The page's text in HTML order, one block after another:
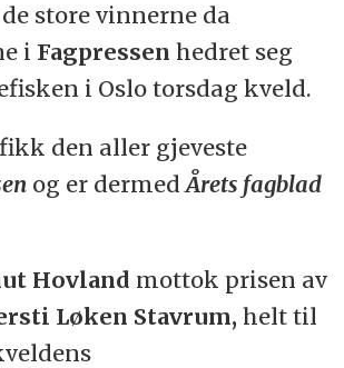
store vinnerne da
i Fagpressen hedret seg
i Oslo torsdag kveld.
den aller gjeveste
og er dermed Årets fagblad
Hovland mottok prisen av
Løken Stavrum, helt til